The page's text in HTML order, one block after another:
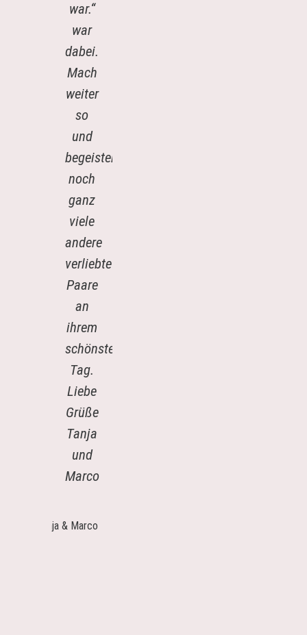
war.“
war
dabei.
Mach
weiter
so
und
begeistere
noch
ganz
viele
andere
verliebte
Paare
an
ihrem
schönsten
Tag.
Liebe
Grüße
Tanja
und
Marco